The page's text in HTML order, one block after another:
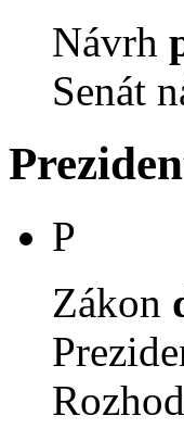
Návrh
Senát
P
Zákon